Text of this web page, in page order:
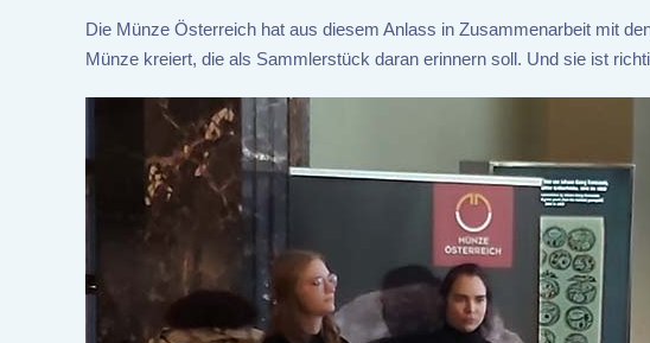
Die Münze Österreich hat aus diesem Anlass in Zusammenarbeit mit
Münze kreiert, die als Sammlerstück daran erinnern soll. Und sie ist